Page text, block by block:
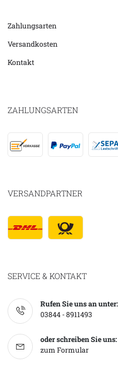
Zahlungsarten
Versandkosten
Kontakt
ZAHLUNGSARTEN
VERSANDPARTNER
SERVICE & KONTAKT
Rufen Sie uns an unter:
03844 - 8911493
oder schreiben Sie uns:
zum Formular